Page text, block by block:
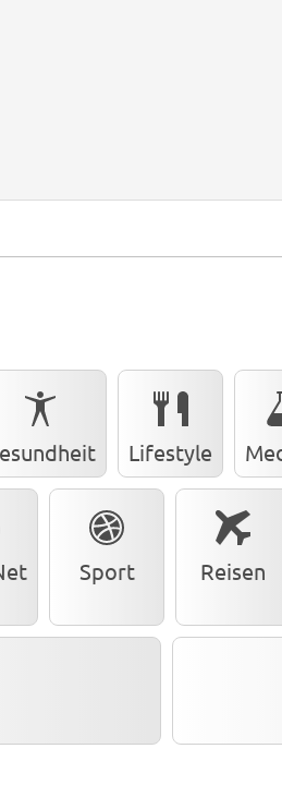
Lifestyle
Sport Reisen